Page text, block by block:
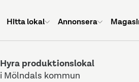
Hitta lokal Annonsera
Hyra produktionslokal
i Mölndals kommun